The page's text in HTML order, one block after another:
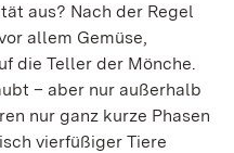
aus? Nach der Regel
allem Gemüse,
die Teller der Mönche.
– aber nur außerhalb
nur ganz kurze Phasen
vierfüßiger Tiere